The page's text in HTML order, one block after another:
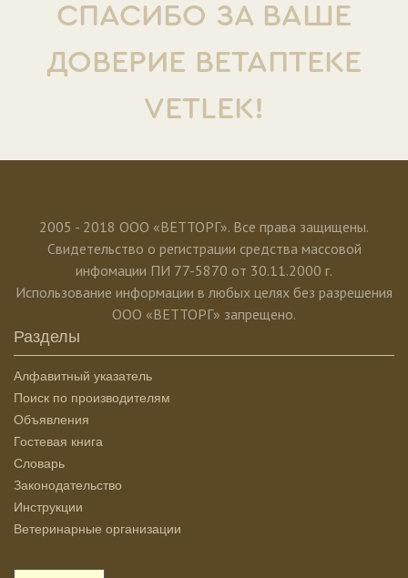
СПАСИБО ЗА ВАШЕ
ДОВЕРИЕ ВЕТАПТЕКЕ
VETLEK!
2005 - 2018 ООО «ВЕТТОРГ». Все права защищены.
Свидетельство о регистрации средства массовой
инфомации ПИ 77-5870 от 30.11.2000 г.
Использование информации в любых целях без разрешения
ООО «ВЕТТОРГ» запрещено.
Разделы
Алфавитный указатель
Поиск по производителям
Объявления
Гостевая книга
Словарь
Законодательство
Инструкции
Ветеринарные организации